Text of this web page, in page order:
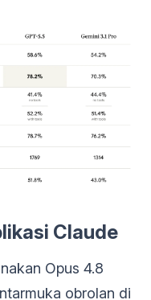
Claude
Opus 4.8
obrolan di